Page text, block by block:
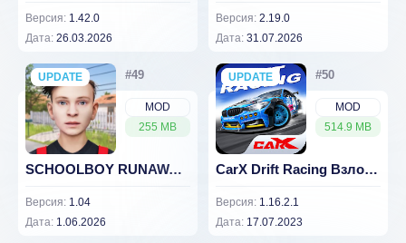
Версия: 1.42.0
Дата: 26.03.2026
Версия: 2.19.0
Дата: 31.07.2026
MOD
255 MB
UPDATE
NEW
SCHOOLBOY RUNAWAY - СТЭЛС
Версия: 1.04
Дата: 1.06.2026
MOD
514.9 MB
UPDATE
NEW
CarX Drift Racing Взлом (много денег) 1.16.2.1
Версия: 1.16.2.1
Дата: 17.07.2023